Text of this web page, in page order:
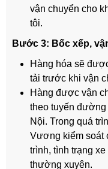
vận chuyển cho
tôi.
Bước 3: Bốc xếp,
Hàng hóa sẽ
tải trước khi vận
Hàng được vận
theo tuyến đường
Nội. Trong quá
Vương kiểm soát
trình, tình trạng
thường xuyên.